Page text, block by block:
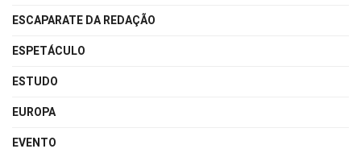
ESCAPARATE DA REDAÇÃO
ESPETÁCULO
ESTUDO
EUROPA
EVENTO